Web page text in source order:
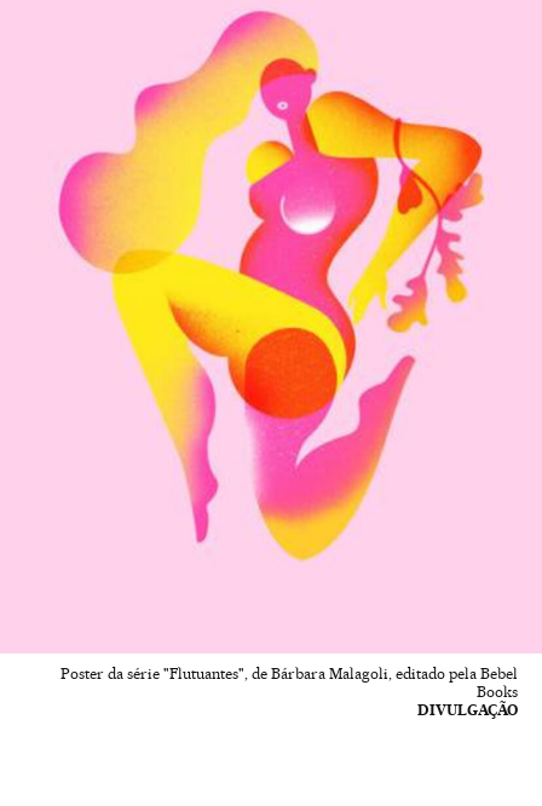
Poster da série "Flutuantes", de Bárbara Malagoli, editado pela Bebel
Books
DIVULGAÇÃO